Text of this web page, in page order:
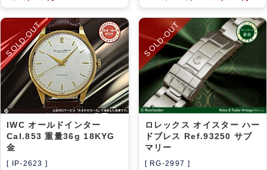
SOLD-OUT
IWC オールドインター
Cal.853 重量36g 18KYG
金
[ IP-2623 ]
SOLD-OUT
ロレックス オイスター ハー
ドブレス Ref.93250 サブ
マリー
[ RG-2997 ]